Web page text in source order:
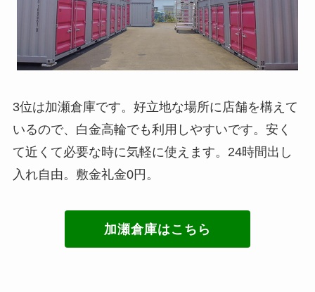
3位は加瀬倉庫です。好立地な場所に店舗を構えて
いるので、白金高輪でも利用しやすいです。安く
て近くて必要な時に気軽に使えます。24時間出し
入れ自由。敷金礼金0円。
加瀬倉庫はこちら